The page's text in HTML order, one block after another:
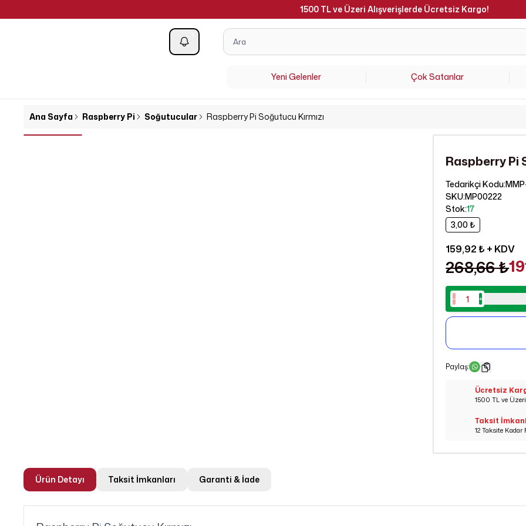
1500 TL ve Üzeri Alışverişlerde Ücretsiz Kargo!
Yeni Gelenler Çok Satanlar
Ana Sayfa Raspberry Pi Soğutucular Raspberry Pi Soğutucu Kırmızı
Raspberry Pi
Tedarikçi Kodu:
SKU:MP00222
Stok:17
3,00 ₺
159,92 ₺+ KDV
268,66 ₺
Paylaş:
Ücretsiz
1500 TL ve
Taksit
12 Taksite Kadar
Ürün Detayı Taksit İmkanları Garanti & İade